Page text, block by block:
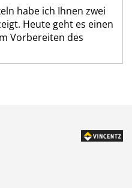
habe ich Ihnen zwei
Heute geht es einen
Vorbereiten des